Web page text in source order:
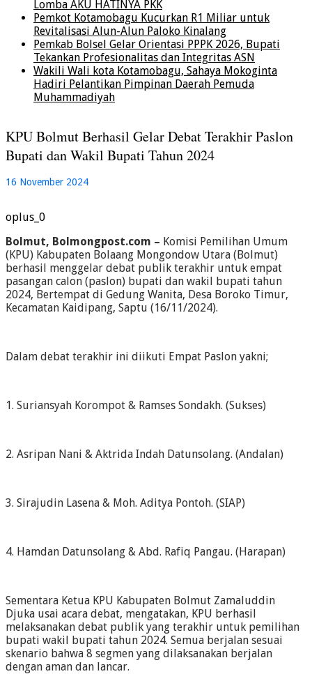
Lomba AKU HATINYA PKK
Pemkot Kotamobagu Kucurkan R1 Miliar untuk
Revitalisasi Alun-Alun Paloko Kinalang
Pemkab Bolsel Gelar Orientasi PPPK 2026, Bupati
Tekankan Profesionalitas dan Integritas ASN
Wakili Wali kota Kotamobagu, Sahaya Mokoginta
Hadiri Pelantikan Pimpinan Daerah Pemuda
Muhammadiyah
KPU Bolmut Berhasil Gelar Debat Terakhir Paslon
Bupati dan Wakil Bupati Tahun 2024
16 November 2024
oplus_0
Bolmut, Bolmongpost.com – Komisi Pemilihan Umum
(KPU) Kabupaten Bolaang Mongondow Utara (Bolmut)
berhasil menggelar debat publik terakhir untuk empat
pasangan calon (paslon) bupati dan wakil bupati tahun
2024, Bertempat di Gedung Wanita, Desa Boroko Timur,
Kecamatan Kaidipang, Saptu (16/11/2024).
Dalam debat terakhir ini diikuti Empat Paslon yakni;
1. Suriansyah Korompot & Ramses Sondakh. (Sukses)
2. Asripan Nani & Aktrida Indah Datunsolang. (Andalan)
3. Sirajudin Lasena & Moh. Aditya Pontoh. (SIAP)
4. Hamdan Datunsolang & Abd. Rafiq Pangau. (Harapan)
Sementara Ketua KPU Kabupaten Bolmut Zamaluddin
Djuka usai acara debat, mengatakan, KPU berhasil
melaksanakan debat publik yang terakhir untuk pemilihan
bupati wakil bupati tahun 2024. Semua berjalan sesuai
skenario bahwa 8 segmen yang dilaksanakan berjalan
dengan aman dan lancar.